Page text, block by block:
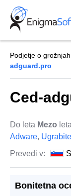
Skip
content
Podjetje o grožnjah
adguard.pro
Ced-
Do leta Mezo leta
Adware,
Prevedi v:
Bonitetna